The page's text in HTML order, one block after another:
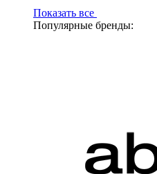
Показать все
Популярные бренды: